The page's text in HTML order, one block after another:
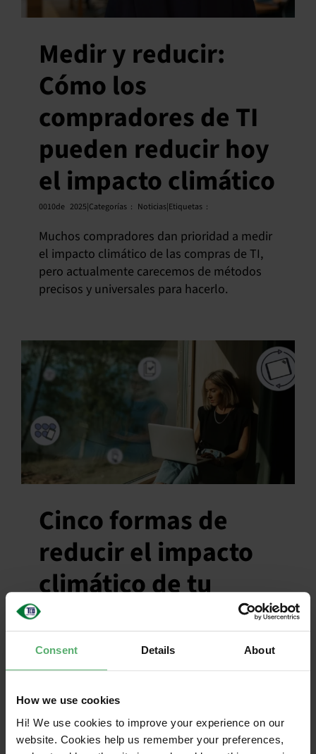
Consent Details About
How we use cookies
Hi! We use cookies to improve your experience on our
website. Cookies help us remember your preferences,
Medir y reducir:
Cómo los
compradores de TI
pueden reducir hoy
el impacto climático
0010de 2025|Categorías : Noticias|Etiquetas :
Muchos compradores dan prioridad a medir
el impacto climático de las compras de TI,
pero actualmente carecemos de métodos
precisos y universales para hacerlo.
Cinco formas de
reducir el impacto
climático de tu
ordenador
Los efectos del cambio climático se dejan
meteorológicos extremos y otras amenazas
para la naturaleza y las personas.